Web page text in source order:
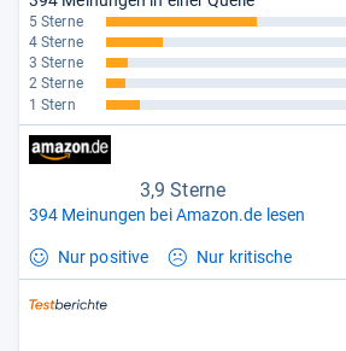
5 Sterne
4 Sterne
3 Sterne
2 Sterne
1 Stern
3,9 Sterne
394 Meinungen bei Amazon.de lesen
Nur positive Nur kritische